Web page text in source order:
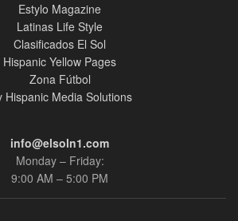
Estylo Magazine
Latinas Life Style
Clasificados El Sol
Hispanic Yellow Pages
Zona Fútbol
Hispanic Media Solutions
info@elsoln1.com
Monday – Friday:
9:00 AM – 5:00 PM